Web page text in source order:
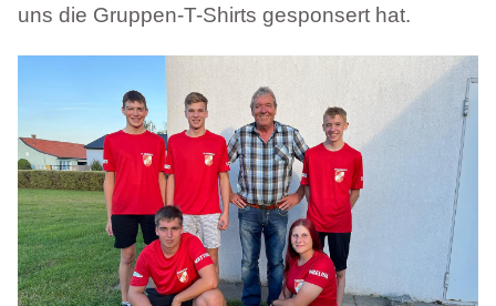
uns die Gruppen-T-Shirts gesponsert hat.